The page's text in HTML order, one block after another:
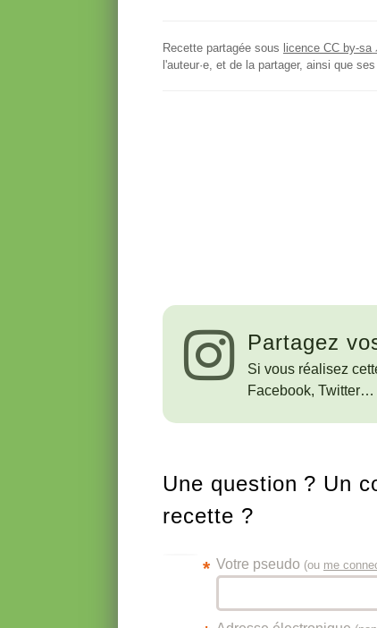
Recette partagée sous licence CC by-sa
l'auteur·e, et de la partager, ainsi que
Partagez
Si vous réalisez
Facebook, Twitter…
Une question ? Un
recette ?
Votre pseudo
* (ou me